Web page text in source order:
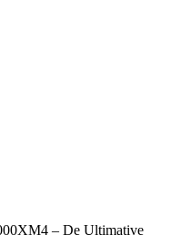
– De Ultimative